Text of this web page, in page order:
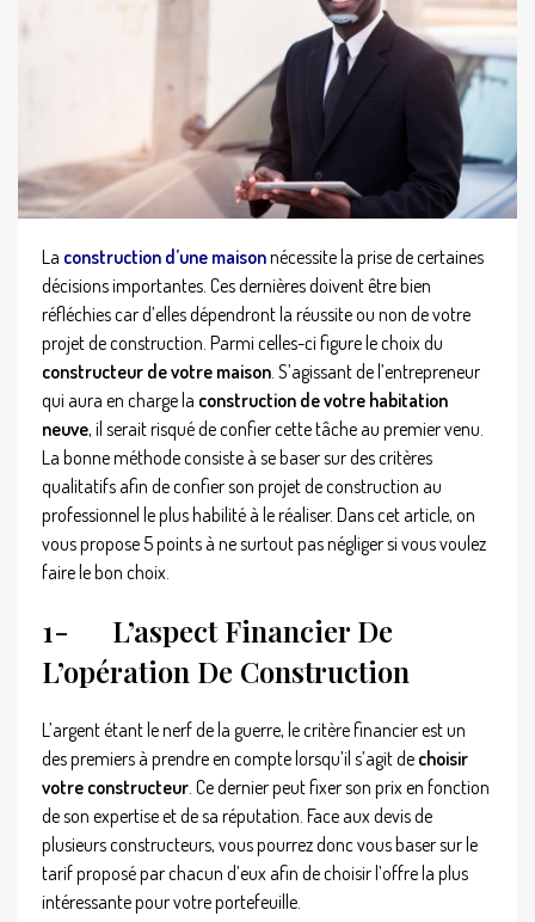
La construction d’une maisonnécessite la prise de certaines
décisions importantes. Ces dernières doivent être bien
réfléchies car d’elles dépendront la réussite ou non de votre
projet de construction. Parmi celles-ci figure le choix du
constructeur de votre maison. S’agissant de l’entrepreneur
qui aura en charge la construction de votre habitation
neuve, il serait risqué de confier cette tâche au premier venu.
La bonne méthode consiste à se baser sur des critères
qualitatifs afin de confier son projet de construction au
professionnel le plus habilité à le réaliser. Dans cet article, on
vous propose 5 points à ne surtout pas négliger si vous voulez
faire le bon choix.
1-
L’aspect Financier De
L’opération De Construction
L’argent étant le nerf de la guerre, le critère financier est un
des premiers à prendre en compte lorsqu’il s’agit de choisir
votre constructeur. Ce dernier peut fixer son prix en fonction
de son expertise et de sa réputation. Face aux devis de
plusieurs constructeurs, vous pourrez donc vous baser sur le
tarif proposé par chacun d’eux afin de choisir l’offre la plus
intéressante pour votre portefeuille.